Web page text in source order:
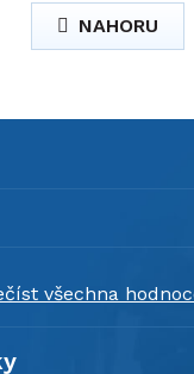
l
á
c
v
n
k
o
n
NAHORU
všechna